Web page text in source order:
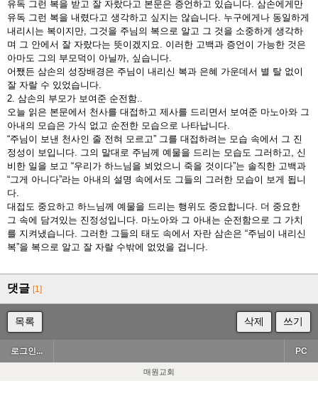
유독 그런 복을 받고 잘 자랐다고 본문은 증언하고 있습니다. 삼손에게만
유독 그런 복을 내렸다고 생각하고 싶지는 않습니다. 누구에게나 동일하게
내리시는 복이지만, 그것을 주님의 복으로 알고 그 것을 소중하게 생각하
며 그 안에서 잘 자랐다는 뜻이겠지요. 이러한 고백과 증언이 가능한 것은
아마도 그의 부모덕이 아닐까, 싶습니다.
어쨌든 삼손의 성장배경은 주님이 내리신 복과 은혜 가운데서 별 탈 없이
잘 자랄 수 있었습니다.
2. 삼손의 부모가 보여준 순전함..
오늘 읽은 본문에서 천사를 대접하고 제사를 드리면서 보여준 마노아와 그
아내의 모습은 가식 없고 순전한 모습으로 나타납니다.
“주님이 보낸 천사인 줄 전혀 모르고” 그를 대접하려는 모습 속에서 그 진
정성이 보입니다. 그의 말대로 주님께 예물을 드리는 모습도 그러하고, 신
비한 일을 보고 “우리가 하느님을 뵈었으니 죽을 것이다”는 솔직한 고백과
“그게 아니다”라는 아내의 설명 속에서도 그들의 그러한 모습이 보게 됩니
다.
대접도 중요하고 하느님께 예물을 드리는 행위도 중요합니다. 더 중요한
그 속에 담겨있는 진정성입니다. 마노아와 그 아내는 순전함으로 그 가치
를 지켜냈습니다. 그러한 그들의 태도 속에서 자란 삼손은 “주님이 내리신
복”을 복으로 알고 잘 자랄 수밖에 없었을 겁니다.
댓글 [1]
목록 쓰기
삭제
로그인... PC
매원교회